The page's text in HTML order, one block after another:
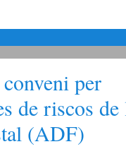
per
de riscos de
(ADF)